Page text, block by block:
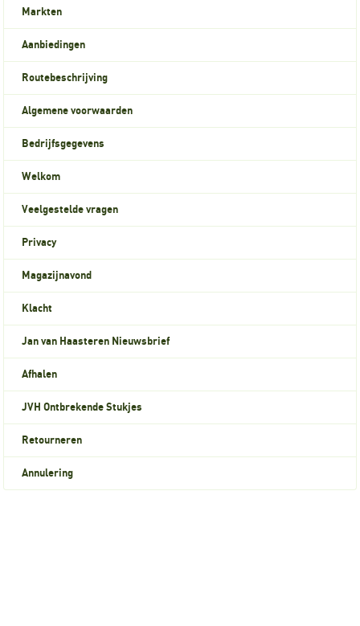
Markten
Aanbiedingen
Routebeschrijving
Algemene voorwaarden
Bedrijfsgegevens
Welkom
Veelgestelde vragen
Privacy
Magazijnavond
Klacht
Jan van Haasteren Nieuwsbrief
Afhalen
JVH Ontbrekende Stukjes
Retourneren
Annulering